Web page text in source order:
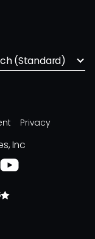
(Standard)
Privacy
Inc